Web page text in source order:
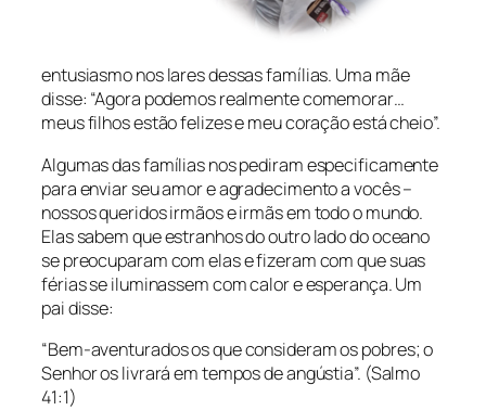
entusiasmo nos lares dessas famílias. Uma mãe
disse: “Agora podemos realmente comemorar…
meus filhos estão felizes e meu coração está cheio”.
Algumas das famílias nos pediram especificamente
para enviar seu amor e agradecimento a vocês –
nossos queridos irmãos e irmãs em todo o mundo.
Elas sabem que estranhos do outro lado do oceano
se preocuparam com elas e fizeram com que suas
férias se iluminassem com calor e esperança. Um
pai disse:
“Bem-aventurados os que consideram os pobres; o
Senhor os livrará em tempos de angústia”. (Salmo
41:1)